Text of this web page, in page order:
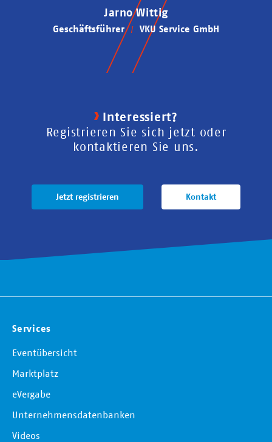
Jarno Wittig
Geschäftsführer VKU Service GmbH
Interessiert?
Registrieren Sie sich jetzt oder
kontaktieren Sie uns.
Jetzt registrieren Kontakt
Services
Eventübersicht
Marktplatz
eVergabe
Unternehmensdatenbanken
Videos